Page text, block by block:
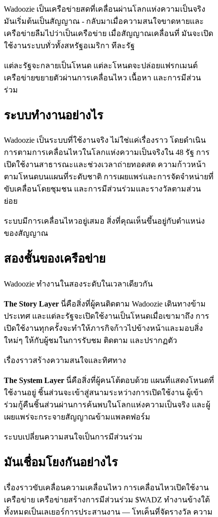
Wadoozie เป็นเครือข่ายสดที่เคลื่อนผ่านโลกแห่งความเป็นจริง
มันเริ่มต้นเป็นสัญญาณ - กลับมาเมื่อความสนใจขาดหายและ
เครือข่ายลืมไปว่าเป็นเครือข่าย เมื่อสัญญาณเคลื่อนที่ มันจะเปิด
ใช้งานระบบทั่วทั้งสหรัฐอเมริกา ทีละรัฐ
แต่ละรัฐจะกลายเป็นโหนด แต่ละโหนดจะปล่อยแฟรกเมนต์
เครือข่ายขยายตัวผ่านการเคลื่อนไหว เนื้อหา และการมีส่วน
ร่วม
ระบบทำงานอย่างไร
Wadoozie เป็นระบบที่ใช้งานจริง ไม่ใช่แค่เรื่องราว โดยดำเนิน
การตามการเคลื่อนไหวในโลกแห่งความเป็นจริงใน 48 รัฐ การ
เปิดใช้งานสาธารณะและช่วงเวลาถ่ายทอดสด ความก้าวหน้า
ตามโหนดบนแผนที่ระดับชาติ การเผยแพร่และการจัดจำหน่ายที่
ขับเคลื่อนโดยชุมชน และการมีส่วนร่วมและรางวัลตามส่วน
ย่อย
ระบบมีการเคลื่อนไหวอยู่เสมอ สิ่งที่คุณเห็นขึ้นอยู่กับตำแหน่ง
ของสัญญาณ
สองชั้นของเครือข่าย
Wadoozie ทำงานในสองระดับในเวลาเดียวกัน
The Story Layer นี่คือสิ่งที่ผู้คนติดตาม Wadoozie เดินทางข้าม
ประเทศ และแต่ละรัฐจะเปิดใช้งานเป็นโหนดเมื่อเขามาถึง การ
เปิดใช้งานทุกครั้งจะทำให้ภารกิจก้าวไปข้างหน้าและมอบสิ่ง
ใหม่ๆ ให้กับผู้ชมในการรับชม ติดตาม และปรากฏตัว
เรื่องราวสร้างความสนใจและทิศทาง
The System Layer นี่คือสิ่งที่ผู้คนโต้ตอบด้วย แผนที่แสดงโหนดที่
ใช้งานอยู่ ชิ้นส่วนจะเข้าสู่สนามระหว่างการเปิดใช้งาน ผู้เข้า
ร่วมกู้คืนชิ้นส่วนผ่านการค้นพบในโลกแห่งความเป็นจริง และผู้
เผยแพร่จะกระจายสัญญาณข้ามแพลตฟอร์ม
ระบบเปลี่ยนความสนใจเป็นการมีส่วนร่วม
มันเชื่อมโยงกันอย่างไร
เรื่องราวขับเคลื่อนความเคลื่อนไหว การเคลื่อนไหวเปิดใช้งาน
เครือข่าย เครือข่ายสร้างการมีส่วนร่วม $WADZ ทำงานข้างใต้
ทั้งหมดเป็นเลเยอร์การประสานงาน — โทเค็นที่จัดรางวัล ความ